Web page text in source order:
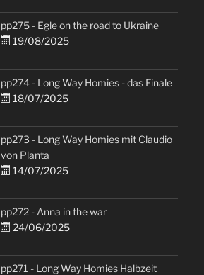
pp275 - Egle on the road to Ukraine
19/08/2025
pp274 - Long Way Homies - das Finale
18/07/2025
pp273 - Long Way Homies mit Claudio
von Planta
14/07/2025
pp272 - Anna in the war
24/06/2025
pp271 - Long Way Homies Halbzeit